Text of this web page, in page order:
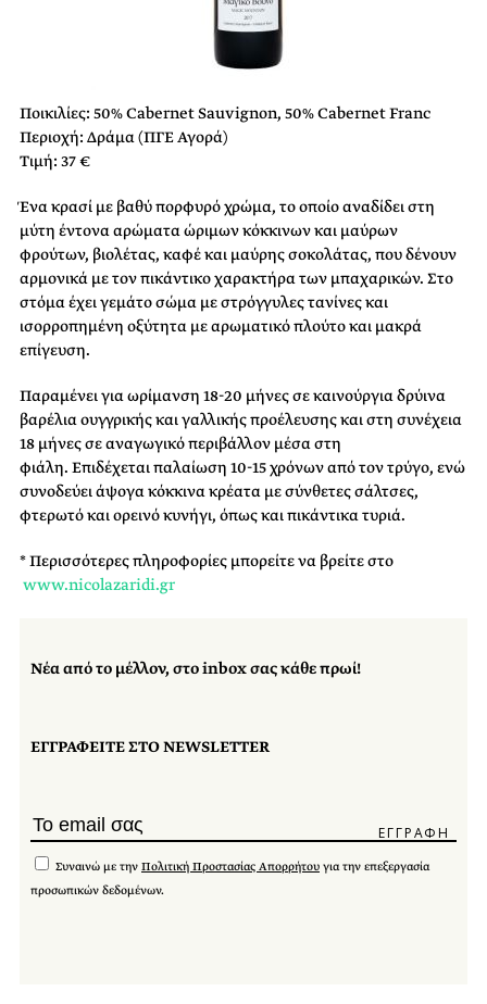
Ποικιλίες: 50% Cabernet Sauvignon, 50% Cabernet Franc
Περιοχή: Δράμα (ΠΓΕ Αγορά)
Τιμή: 37 €
Ένα κρασί με βαθύ πορφυρό χρώμα, το οποίο αναδίδει στη
μύτη έντονα αρώματα ώριμων κόκκινων και μαύρων
φρούτων, βιολέτας, καφέ και μαύρης σοκολάτας, που δένουν
αρμονικά με τoν πικάντικο χαρακτήρα των μπαχαρικών. Στο
στόμα έχει γεμάτο σώμα με στρόγγυλες τανίνες και
ισορροπημένη οξύτητα με αρωματικό πλούτο και μακρά
επίγευση.
Παραμένει για ωρίμανση 18-20 μήνες σε καινούργια δρύινα
βαρέλια ουγγρικής και γαλλικής προέλευσης και στη συνέχεια
18 μήνες σε αναγωγικό περιβάλλον μέσα στη
φιάλη. Επιδέχεται παλαίωση 10-15 χρόνων από τον τρύγο, ενώ
συνοδεύει άψογα κόκκινα κρέατα με σύνθετες σάλτσες,
φτερωτό και ορεινό κυνήγι, όπως και πικάντικα τυριά.
* Περισσότερεςπληροφορίες μπορείτε να βρείτε στο
www.nicolazaridi.gr
Νέα από το μέλλον, στο inbox σας κάθε πρωί!
ΕΓΓΡΑΦΕΙΤΕ ΣΤΟ NEWSLETTER
Συναινώ με την Πολιτική Προστασίας Απορρήτου για την επεξεργασία
προσωπικών δεδομένων.